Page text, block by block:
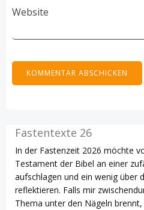
Website
Fastentexte 26
In der Fastenzeit 2026 möchte
Testament der Bibel an einer
aufschlagen und ein wenig über
reflektieren. Falls mir
Thema unter den Nägeln